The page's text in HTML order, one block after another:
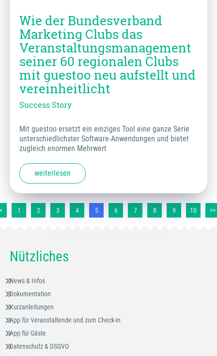
Wie der Bundesverband
Marketing Clubs das
Veranstaltungsmanagement
seiner 60 regionalen Clubs
mit guestoo neu aufstellt und
vereinheitlicht
Success Story
Mit guestoo ersetzt ein einziges Tool eine ganze Serie
unterschiedlichster Software-Anwendungen und bietet
zugleich enormen Mehrwert
weiterlesen
1 2 3 4 5 6 7 8 9 10 >>
Nützliches
News & Infos
Dokumentation
Kurzanleitungen
App für Veranstaltende und zum Check-in
App für Gäste
Datenschutz & DSGVO